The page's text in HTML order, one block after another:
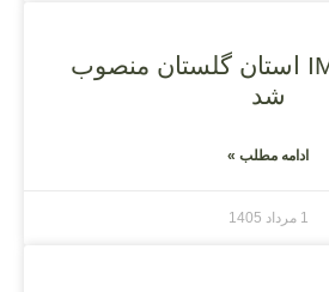
نماینده IMMAF استان گلستان منصوب
شد
ادامه مطلب »
1 مرداد 1405